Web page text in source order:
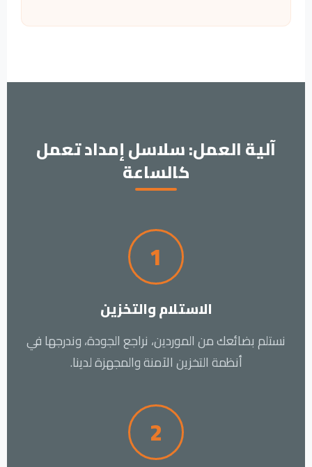
آلية العمل: سلاسل إمداد تعمل
كالساعة
1
الاستلام والتخزين
نستلم بضائعك من الموردين، نراجع الجودة، وندرجها في
أنظمة التخزين الآمنة والمجهزة لدينا.
2